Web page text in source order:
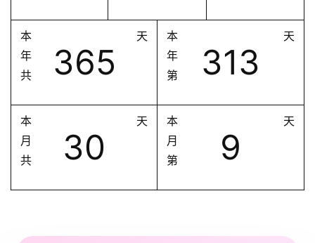
本
年
共
365
天
本
年
第
313
天
本
月
共
30
天
本
月
第
9
天